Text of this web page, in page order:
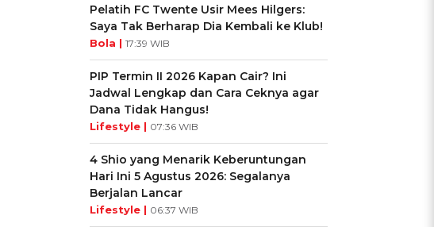
Pelatih FC Twente Usir Mees Hilgers:
Saya Tak Berharap Dia Kembali ke Klub!
Bola | 17:39 WIB
PIP Termin II 2026 Kapan Cair? Ini
Jadwal Lengkap dan Cara Ceknya agar
Dana Tidak Hangus!
Lifestyle | 07:36 WIB
4 Shio yang Menarik Keberuntungan
Hari Ini 5 Agustus 2026: Segalanya
Berjalan Lancar
Lifestyle | 06:37 WIB